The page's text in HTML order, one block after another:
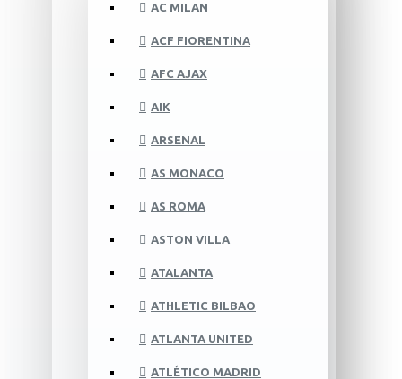
AC MILAN
ACF FIORENTINA
AFC AJAX
AIK
ARSENAL
AS MONACO
AS ROMA
ASTON VILLA
ATALANTA
ATHLETIC BILBAO
ATLANTA UNITED
ATLÉTICO MADRID